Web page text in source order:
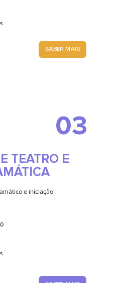
SABER MAIS
03
TEATRO E
e iniciação